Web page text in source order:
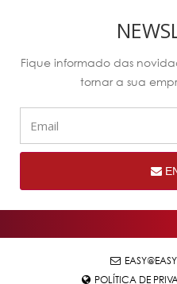
Fique informado das
tornar a sua
POLÍTICA DE